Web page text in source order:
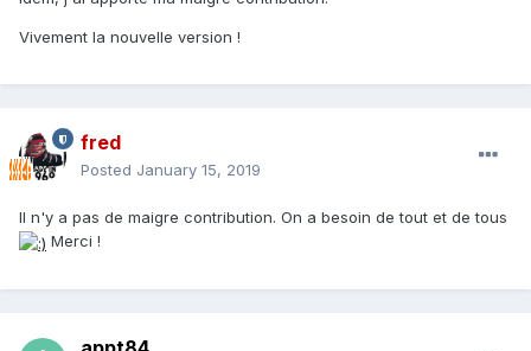
Vivement la nouvelle version !
fred
Posted January 15, 2019
Il n'y a pas de maigre contribution. On a besoin de tout et de tous
Merci !